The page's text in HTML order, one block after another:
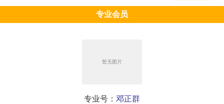
专业会员
专业号： 邓正群